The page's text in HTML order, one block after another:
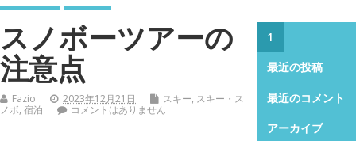
スノボーツアーの
注意点
Fazio 2023年12月21日 スキー, スキー・ス
ノボ, 宿泊 コメントはありません
1
最近の投稿
最近のコメント
アーカイブ